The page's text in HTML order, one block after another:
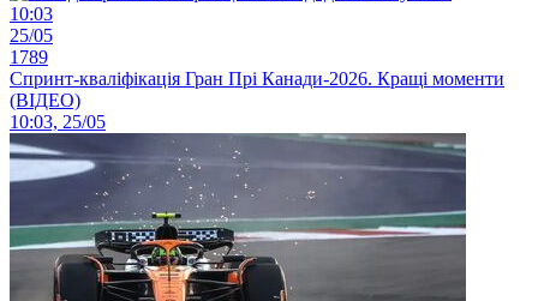
10:03
25/05
1789
Спринт-кваліфікація Гран Прі Канади-2026. Кращі моменти
(ВІДЕО)
10:03, 25/05